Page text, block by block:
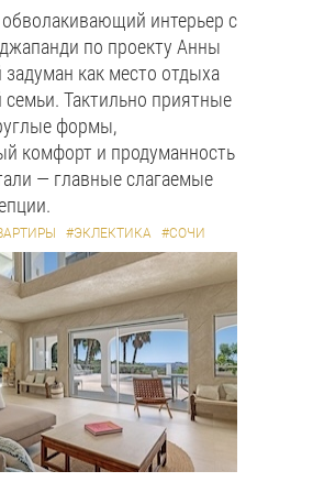
интерьер с
по проекту Анны
как место отдыха
Тактильно приятные
формы,
комфорт и продуманность
— главные слагаемые
#ЭКЛЕКТИКА #СОЧИ